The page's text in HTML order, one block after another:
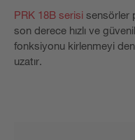
PRK 18B serisi sensörler
son derece hızlı ve
fonksiyonu kirlenmeyi
uzatır.